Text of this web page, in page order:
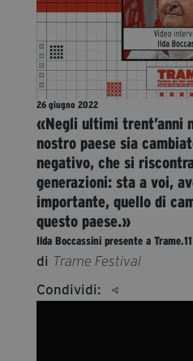
Visioni Civiche
Mostra 3D - Visioni
Il Diritto di Essere
Archivio Storico
Contatti
info@tramefestival.it
+39 346 954 4078
26 giugno 2022
«Negli ultimi trent’anni
nostro paese sia
negativo, che si
generazioni: sta a voi,
importante, quello di
questo paese.»
Ilda Boccassini presente a Trame.11
di Trame Festival
Condividi: